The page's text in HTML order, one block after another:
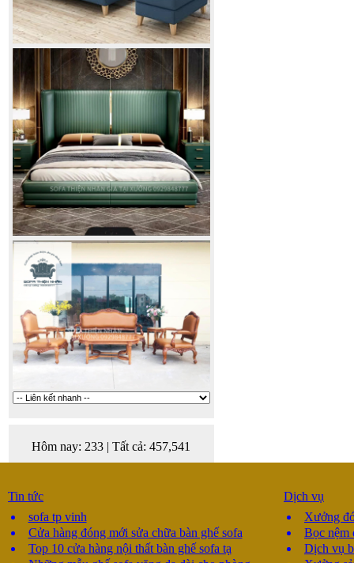
Hôm nay: 233 | Tất cả: 457,541
Tin tức
sofa tp vinh
Cửa hàng đóng mới sửa chữa bàn ghế sofa
Top 10 cửa hàng nội thất bàn ghế sofa tạ
Dịch vụ
Xưởng
Bọc nệm
Dịch vụ